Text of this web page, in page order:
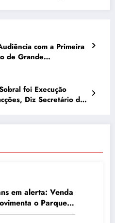
com a Primeira
de Grande
foi Execução
Diz Secretário de
em alerta: Venda
o Parque